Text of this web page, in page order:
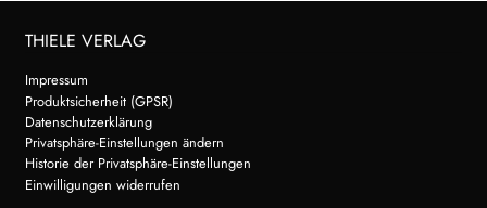
THIELE VERLAG
Impressum
Produktsicherheit (GPSR)
Datenschutzerklärung
Privatsphäre-Einstellungen ändern
Historie der Privatsphäre-Einstellungen
Einwilligungen widerrufen